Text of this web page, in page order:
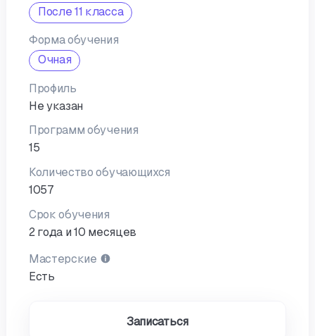
После 11 класса
Форма обучения
Очная
Профиль
Не указан
Программ обучения
15
Количество обучающихся
1057
Срок обучения
2 года и 10 месяцев
Мастерские
Есть
Записаться